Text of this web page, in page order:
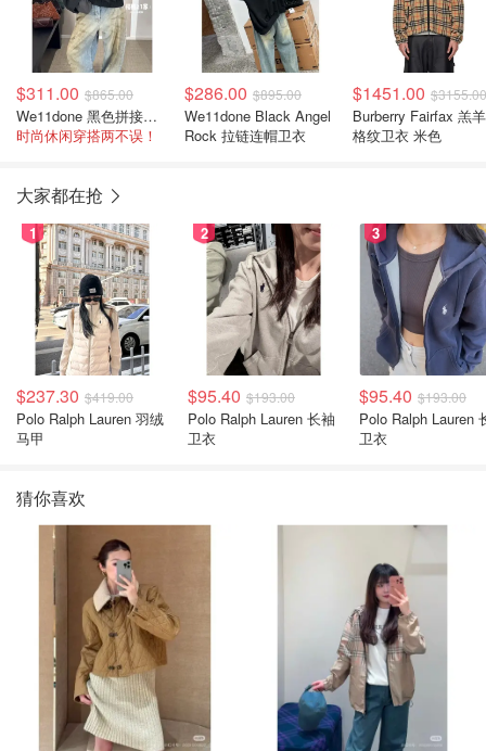
$311.00 $865.00
We11done 黑色拼接夹克
时尚休闲穿搭两不误！
$286.00 $895.00
We11done Black Angel
Rock 拉链连帽卫衣
$1451.00 $3155.00
Burberry Fairfax 羔
格纹卫衣 米色
大家都在抢
1
$237.30 $419.00
Polo Ralph Lauren 羽绒
马甲
2
$95.40 $193.00
Polo Ralph Lauren 长袖
卫衣
3
$95.40 $193.00
Polo Ralph Lauren 长袖
卫衣
猜你喜欢